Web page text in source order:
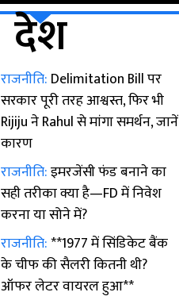
देश
राजनीति: Delimitation Bill पर
सरकार पूरी तरह आश्वस्त, फिर भी
Rijiju ने Rahul से मांगा समर्थन, जानें
कारण
राजनीति:इमरजेंसी फंड बनाने का
सही तरीका क्या है—FD में निवेश
करना या सोने में?
राजनीति:**1977 में सिंडिकेट बैंक
के चीफ की सैलरी कितनी थी?
ऑफर लेटर वायरल हुआ**